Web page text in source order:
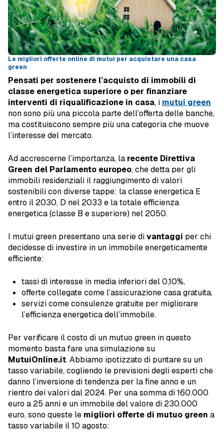
Le migliori offerte online di mutui per acquistare una casa
green
Pensati per sostenere l’acquisto di immobili di
classe energetica superiore o per finanziare
interventi di riqualificazione in casa, i mutui green
non sono più una piccola parte dell’offerta delle banche,
ma costituiscono sempre più una categoria che muove
l’interesse del mercato.
Ad accrescerne l’importanza, la recente Direttiva
Green del Parlamento europeo, che detta per gli
immobili residenziali il raggiungimento di valori
sostenibili con diverse tappe: la classe energetica E
entro il 2030, D nel 2033 e la totale efficienza
energetica (classe B e superiore) nel 2050.
I mutui green presentano una serie divantaggi per chi
decidesse di investire in un immobile energeticamente
efficiente:
tassi di interesse in media inferiori del 0,10%,
offerte collegate come l’assicurazione casa gratuita,
servizi come consulenze gratuite per migliorare
l’efficienza energetica dell’immobile.
Per verificare il costo di un mutuo green in questo
momento basta fare una simulazione su
MutuiOnline.it. Abbiamo ipotizzato di puntare su un
tasso variabile, cogliendo le previsioni degli esperti che
danno l’inversione di tendenza per la fine anno e un
rientro dei valori dal 2024. Per una somma di 160.000
euro a 25 anni e un immobile del valore di 230.000
euro, sono queste le migliori offerte di mutuo green a
tasso variabile il 10 agosto: